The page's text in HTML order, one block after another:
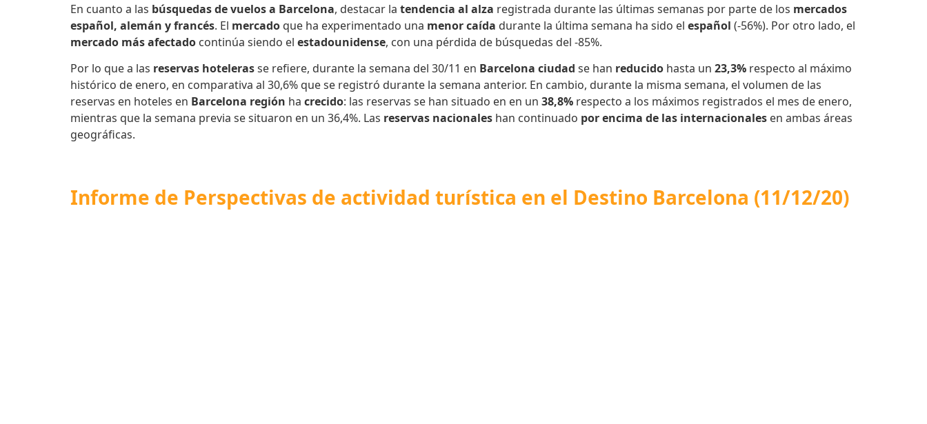
En cuanto a las búsquedas de vuelosa Barcelona, destacar la tendencia al alza registrada durante las últimas semanas por parte de los mercados
español, alemán y francés. El mercado que ha experimentado una menor caída durante la última semana ha sido el español (-56%). Por otro lado, el
mercado más afectado continúa siendo el estadounidense, con una pérdida de búsquedas del -85%.
Por lo que a las reservas hotelerasse refiere, durante la semana del 30/11 en Barcelona ciudad se han reducido hasta un 23,3% respecto al máximo
histórico de enero, en comparativa al 30,6% que se registró durante la semana anterior. En cambio, durante la misma semana, el volumen de las
reservas en hoteles en Barcelona región ha crecido: las reservas se han situado en en un 38,8% respecto a los máximos registrados el mes de enero,
mientras que la semana previa se situaron en un 36,4%. Las reservas nacionales han continuado por encima de las internacionales en ambas áreas
geográficas.
Informe de Perspectivas de actividad turística en el Destino Barcelona (11/12/20)